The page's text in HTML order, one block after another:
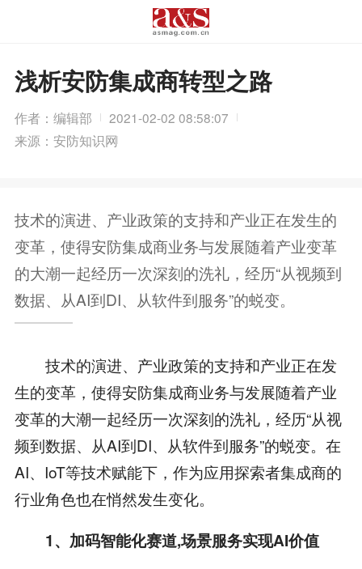
浅析安防集成商转型之路
作者：编辑部
2021-02-02 08:58:07
来源：安防知识网
技术的演进、产业政策的支持和产业正在发生的
变革，使得安防集成商业务与发展随着产业变革
的大潮一起经历一次深刻的洗礼，经历“从视频到
数据、从AI到DI、从软件到服务”的蜕变。
技术的演进、产业政策的支持和产业正在发
生的变革，使得安防集成商业务与发展随着产业
变革的大潮一起经历一次深刻的洗礼，经历“从视
频到数据、从AI到DI、从软件到服务”的蜕变。在
AI、IoT等技术赋能下，作为应用探索者集成商的
行业角色也在悄然发生变化。
1、加码智能化赛道,场景服务实现AI价值